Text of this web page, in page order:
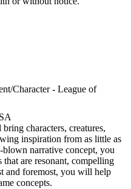
Character - League of
characters, creatures,
inspiration from as little as
narrative concept, you
that are resonant, compelling
and foremost, you will help
concepts.